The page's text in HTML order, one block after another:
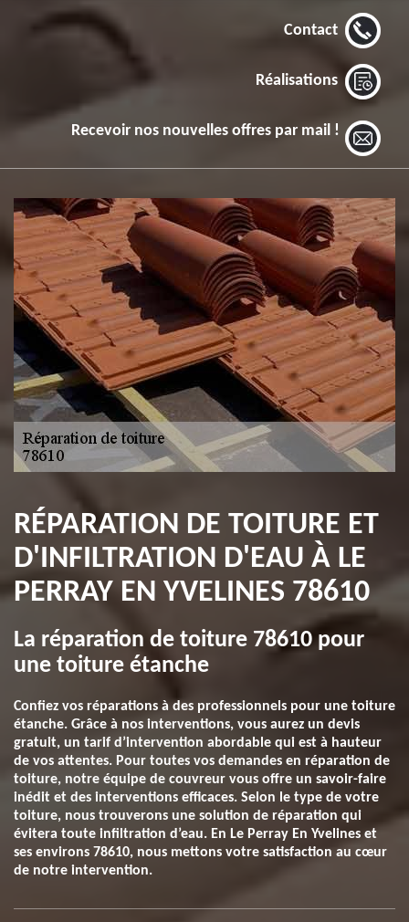
Contact
Réalisations
Recevoir nos nouvelles offres par mail !
RÉPARATION DE TOITURE ET
D'INFILTRATION D'EAU À LE
PERRAY EN YVELINES 78610
La réparation de toiture 78610 pour
une toiture étanche
Confiez vos réparations à des professionnels pour une toiture
étanche. Grâce à nos interventions, vous aurez un devis
gratuit, un tarif d’intervention abordable qui est à hauteur
de vos attentes. Pour toutes vos demandes en réparation de
toiture, notre équipe de couvreur vous offre un savoir-faire
inédit et des interventions efficaces. Selon le type de votre
toiture, nous trouverons une solution de réparation qui
évitera toute infiltration d’eau. En Le Perray En Yvelines et
ses environs 78610, nous mettons votre satisfaction au cœur
de notre intervention.